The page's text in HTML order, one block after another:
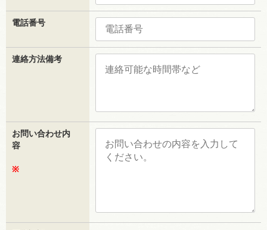
電話番号
連絡方法備考
お問い合わせ内
容
※